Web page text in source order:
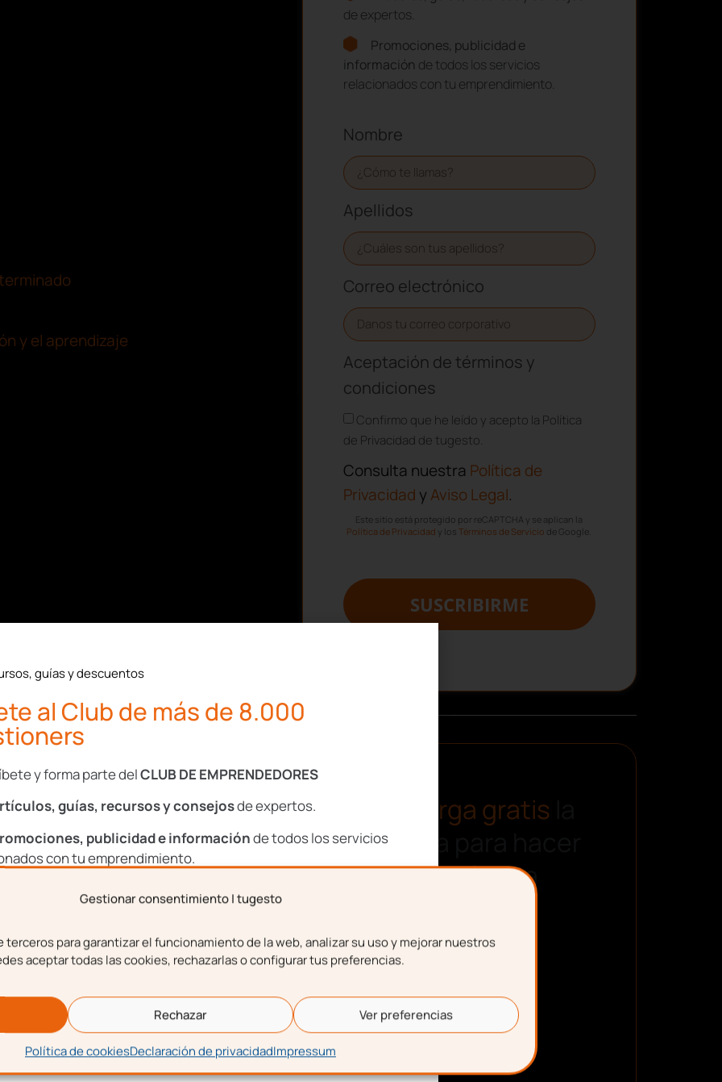
Gestionar consentimiento | tugesto
terceros para garantizar el funcionamiento de la web, analizar su uso y mejorar nuestros
aceptar todas las cookies, rechazarlas o configurar tus preferencias.
Rechazar Ver preferencias
Política de cookiesDeclaración de privacidadImpressum
y el aprendizaje
público la
de nuevos
que sepas las
presentar cada
modelos de contratos
contrato indefinido,
prácticas y te vamos
un manual de
de expertos.
Promociones, publicidad e
información de todos los servicios
relacionados con tu emprendimiento.
Nombre
Apellidos
Correo electrónico
Aceptación de términos y
condiciones
Confirmo que he leído y acepto la Política
de Privacidad de tugesto.
Consulta nuestra Política de
Privacidad y Aviso Legal.
Este sitio está protegido por reCAPTCHA y se aplican la
Política de Privacidad y losTérminos de Servicio de Google.
SUSCRIBIRME
Descarga gratis
plantilla para hacer
una nómina
guías y descuentos
al Club de más de 8.000
y forma parte delCLUB DE EMPRENDEDORES
guías, recursos y consejosde expertos.
publicidad e informaciónde todos los servicios
con tu emprendimiento.
Apellidos
de términos y condiciones